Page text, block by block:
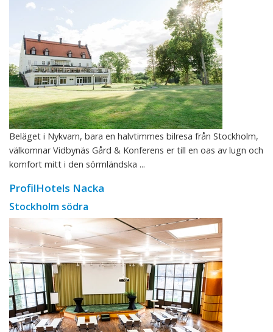
Beläget i Nykvarn, bara en halvtimmes bilresa från Stockholm,
välkomnar Vidbynäs Gård & Konferens er till en oas av lugn och
komfort mitt i den sörmländska ...
ProfilHotels Nacka
Stockholm södra